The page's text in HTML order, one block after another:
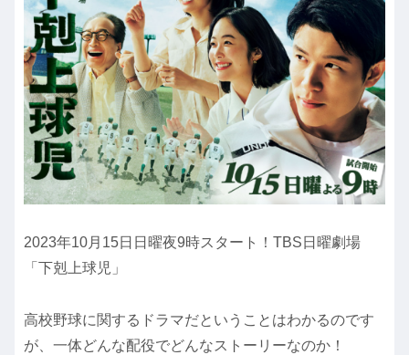
2023年10月15日日曜夜9時スタート！TBS日曜劇場
「下剋上球児」
高校野球に関するドラマだということはわかるのです
が、一体どんな配役でどんなストーリーなのか！